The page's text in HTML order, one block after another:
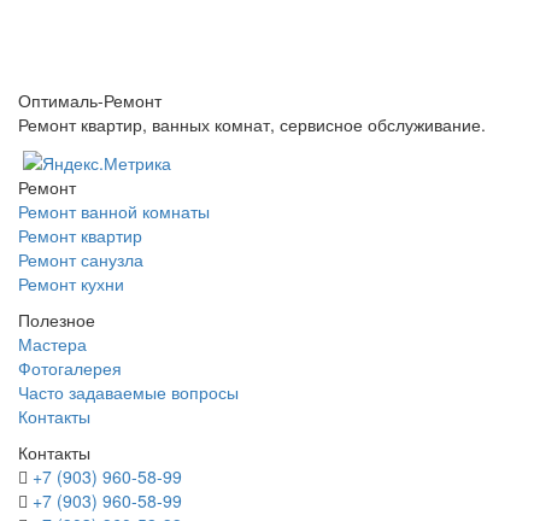
Оптималь-Ремонт
Ремонт квартир, ванных комнат, сервисное обслуживание.
Ремонт
Ремонт ванной комнаты
Ремонт квартир
Ремонт санузла
Ремонт кухни
Полезное
Мастера
Фотогалерея
Часто задаваемые вопросы
Контакты
Контакты
+7 (903) 960-58-99
+7 (903) 960-58-99